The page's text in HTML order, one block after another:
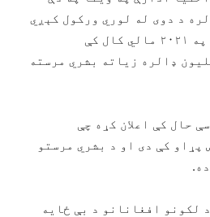
ملیون ډالره د دوی له لوري ورکول کېږي
او په مجموع کې امریکا په ۲۰۲۱ مالي کال کې
ته تر ۵۴۳ ملیون ډالره زیاته بشري مرسته
حال کې اعلان کړه چې
پړاو کې دی او د بشري مرستو
لکونو افغانانو د بې ځایه